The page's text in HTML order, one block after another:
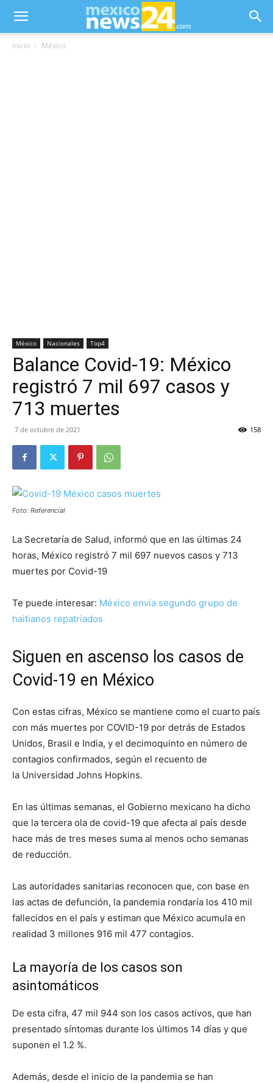
Inicio México
México Nacionales Top4
Balance Covid-19: México
registró 7 mil 697 casos y
713 muertes
7 de octubre de 2021 158
Foto: Referencial
La Secretaría de Salud, informó que en las últimas 24
horas, México registró 7 mil 697 nuevos casos y 713
muertes por Covid-19
Te puede interesar: México envía segundo grupo de
haitianos repatriados
Siguen en ascenso los casos de
Covid-19 en México
Con estas cifras, México se mantiene como el cuarto país
con más muertes por COVID-19 por detrás de Estados
Unidos, Brasil e India, y el decimoquinto en número de
contagios confirmados, según el recuento de
la Universidad Johns Hopkins.
En las últimas semanas, el Gobierno mexicano ha dicho
que la tercera ola de covid-19 que afecta al país desde
hace más de tres meses suma al menos ocho semanas
de reducción.
Las autoridades sanitarias reconocen que, con base en
las actas de defunción, la pandemia rondaría los 410 mil
fallecidos en el país y estiman que México acumula en
realidad 3 millones 916 mil 477 contagios.
La mayoría de los casos son
asintomáticos
De esta cifra, 47 mil 944 son los casos activos, que han
presentado síntomas durante los últimos 14 días y que
suponen el 1.2 %.
Además, desde el inicio de la pandemia se han